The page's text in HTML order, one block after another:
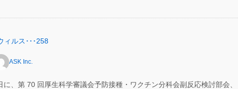
ィルス･･･258
ASK Inc.
、第 70 回厚生科学審議会予防接種・ワクチン分科会副反応検討部会、